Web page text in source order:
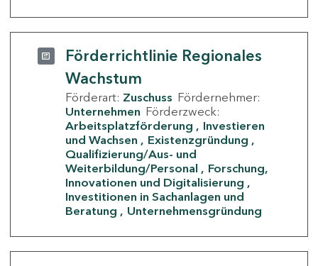
Förderrichtlinie Regionales
Wachstum
Förderart: Zuschuss Fördernehmer:
Unternehmen Förderzweck:
Arbeitsplatzförderung
Investieren
und Wachsen
Existenzgründung
Qualifizierung/Aus- und
Weiterbildung/Personal
Forschung,
Innovationen und Digitalisierung
Investitionen in Sachanlagen und
Beratung
Unternehmensgründung